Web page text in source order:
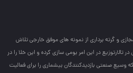
و گرته برداري از نمونه هاي موفق خارجي تلاش
در اين امر بومي سازي كرده و اين خلا را در
وسيع صنعتي بازديدكنندگان بيشماري را براي فعاليت